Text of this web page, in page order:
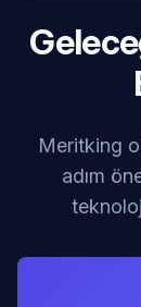
Meritking
adım